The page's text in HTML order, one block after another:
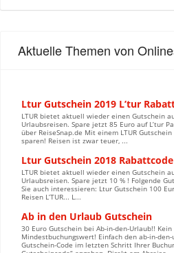
Aktuelle Themen von
Ltur Gutschein 2019 L’tur
LTUR bietet aktuell wieder einen Gutschein
Urlaubsreisen. Spare jetzt 85 Euro auf L’tur
über ReiseSnap.de Mit einem LTUR
sparen! Reisen ist zwar teuer, ...
Ltur Gutschein 2018 Rabattcode
LTUR bietet aktuell wieder einen Gutschein
Urlaubsreisen. Spare jetzt 10 % ! Folgende
Sie auch interessieren: Ltur Gutschein 100
Reisen L’TUR... L...
Ab in den Urlaub Gutschein
30 Euro Gutschein bei Ab-in-den-Urlaub!! Kein
Mindestbuchungswert! Einfach den ab-in-
Gutschein-Code im letzten Schritt Ihrer